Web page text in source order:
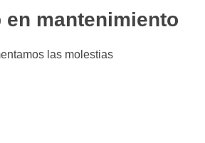
en mantenimiento
las molestias